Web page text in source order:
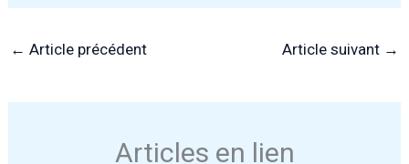
← Article précédent Article suivant →
Articles en lien